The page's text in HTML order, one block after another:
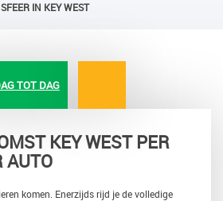
SFEER IN KEY WEST
TOT DAG
KEY WEST PER
AUTO
komen. Enerzijds rijd je de volledige